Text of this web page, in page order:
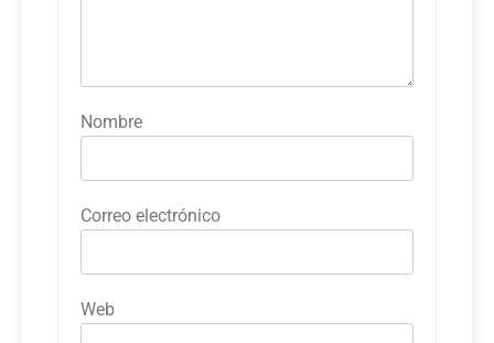
Nombre
Correo electrónico
Web